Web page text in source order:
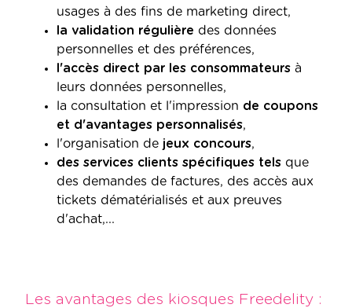
usages à des fins de marketing direct,
la validation régulière des données
personnelles et des préférences,
l'accès direct par les consommateurs à
leurs données personnelles,
la consultation et l'impression de coupons
et d'avantages personnalisés,
l'organisation de jeux concours,
des services clients spécifiques tels que
des demandes de factures, des accès aux
tickets dématérialisés et aux preuves
d'achat,...
Les avantages des kiosques Freedelity :